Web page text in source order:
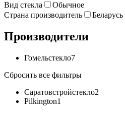
Вид стекла
Обычное
Страна производитель
Беларусь
Производители
Гомельстекло7
Сбросить все фильтры
Саратовстройстекло2
Pilkington1